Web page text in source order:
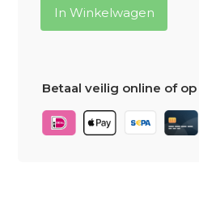
In Winkelwagen
Betaal veilig online of